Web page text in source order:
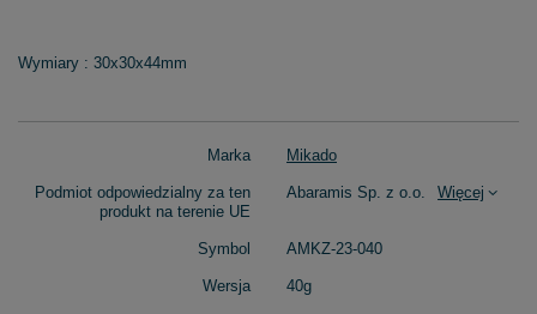
Wymiary : 30x30x44mm
Marka Mikado
Podmiot odpowiedzialny za ten
produkt na terenie UE
Abaramis Sp. z o.o. Więcej
Symbol AMKZ-23-040
Wersja 40g